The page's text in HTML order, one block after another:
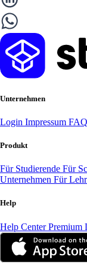
Unternehmen
Login Impressum FAQ
Produkt
Für Studierende Für
Unternehmen Für
Help
Help CenterPremium